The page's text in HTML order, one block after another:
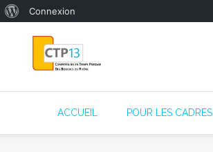
ACCUEIL POUR LES CADRES
Connexion